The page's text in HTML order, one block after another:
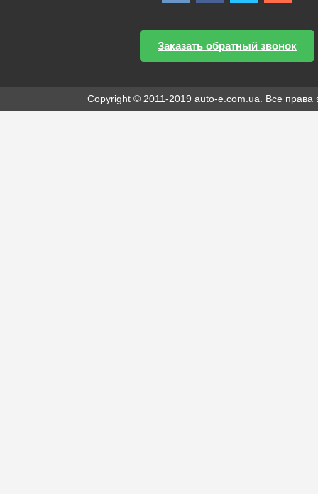
Заказать обратный звонок
Copyright © 2011-2019 auto-e.com.ua. Все